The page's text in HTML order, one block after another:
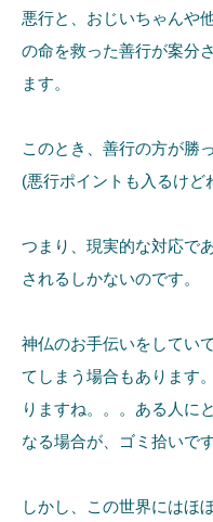
悪行と、おじいちゃんや
の命を救った善行が案分
ます。
このとき、善行の方が勝
(悪行ポイントも入るけど
つまり、現実的な対応で
されるしかないのです。
神仏のお手伝いをしてい
てしまう場合もあります
りますね。。。ある人に
なる場合が、ゴミ拾いで
しかし、この世界にはほ